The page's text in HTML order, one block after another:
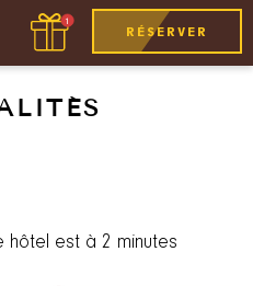
RÉSERVER
hôtel est à 2 minutes